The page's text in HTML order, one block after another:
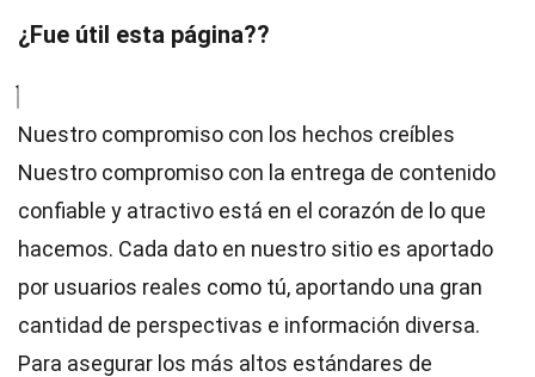
¿Fue útil esta página??
Nuestro compromiso con los hechos creíbles
Nuestro compromiso con la entrega de contenido
confiable y atractivo está en el corazón de lo que
hacemos. Cada dato en nuestro sitio es aportado
por usuarios reales como tú, aportando una gran
cantidad de perspectivas e información diversa.
Para asegurar los más altos estándares de